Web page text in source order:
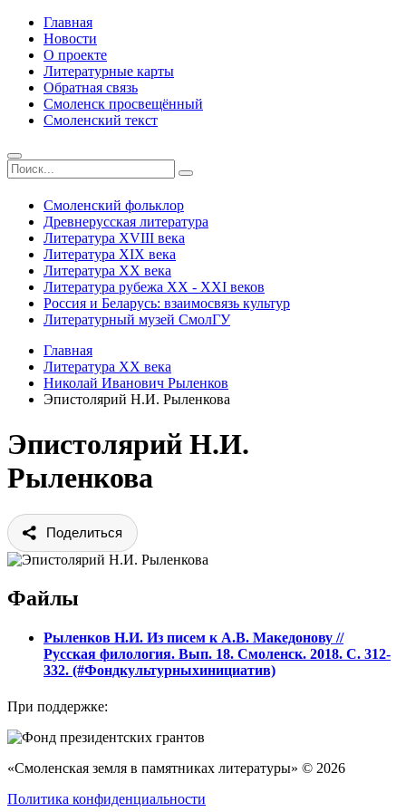
Главная
Новости
О проекте
Литературные карты
Обратная связь
Смоленск просвещённый
Смоленский текст
Смоленский фольклор
Древнерусская литература
Литература ХVIII века
Литература ХIХ века
Литература ХХ века
Литература рубежа ХХ - ХХI веков
Россия и Беларусь: взаимосвязь культур
Литературный музей СмолГУ
Главная
Литература ХХ века
Николай Иванович Рыленков
Эпистолярий Н.И. Рыленкова
Эпистолярий Н.И.
Рыленкова
Поделиться
Файлы
Рыленков Н.И. Из писем к А.В. Македонову //
Русская филология. Вып. 18. Смоленск. 2018. С. 312-
332. (#Фондкультурныхинициатив)
При поддержке:
«Смоленская земля в памятниках литературы» © 2026
Политика конфиденциальности